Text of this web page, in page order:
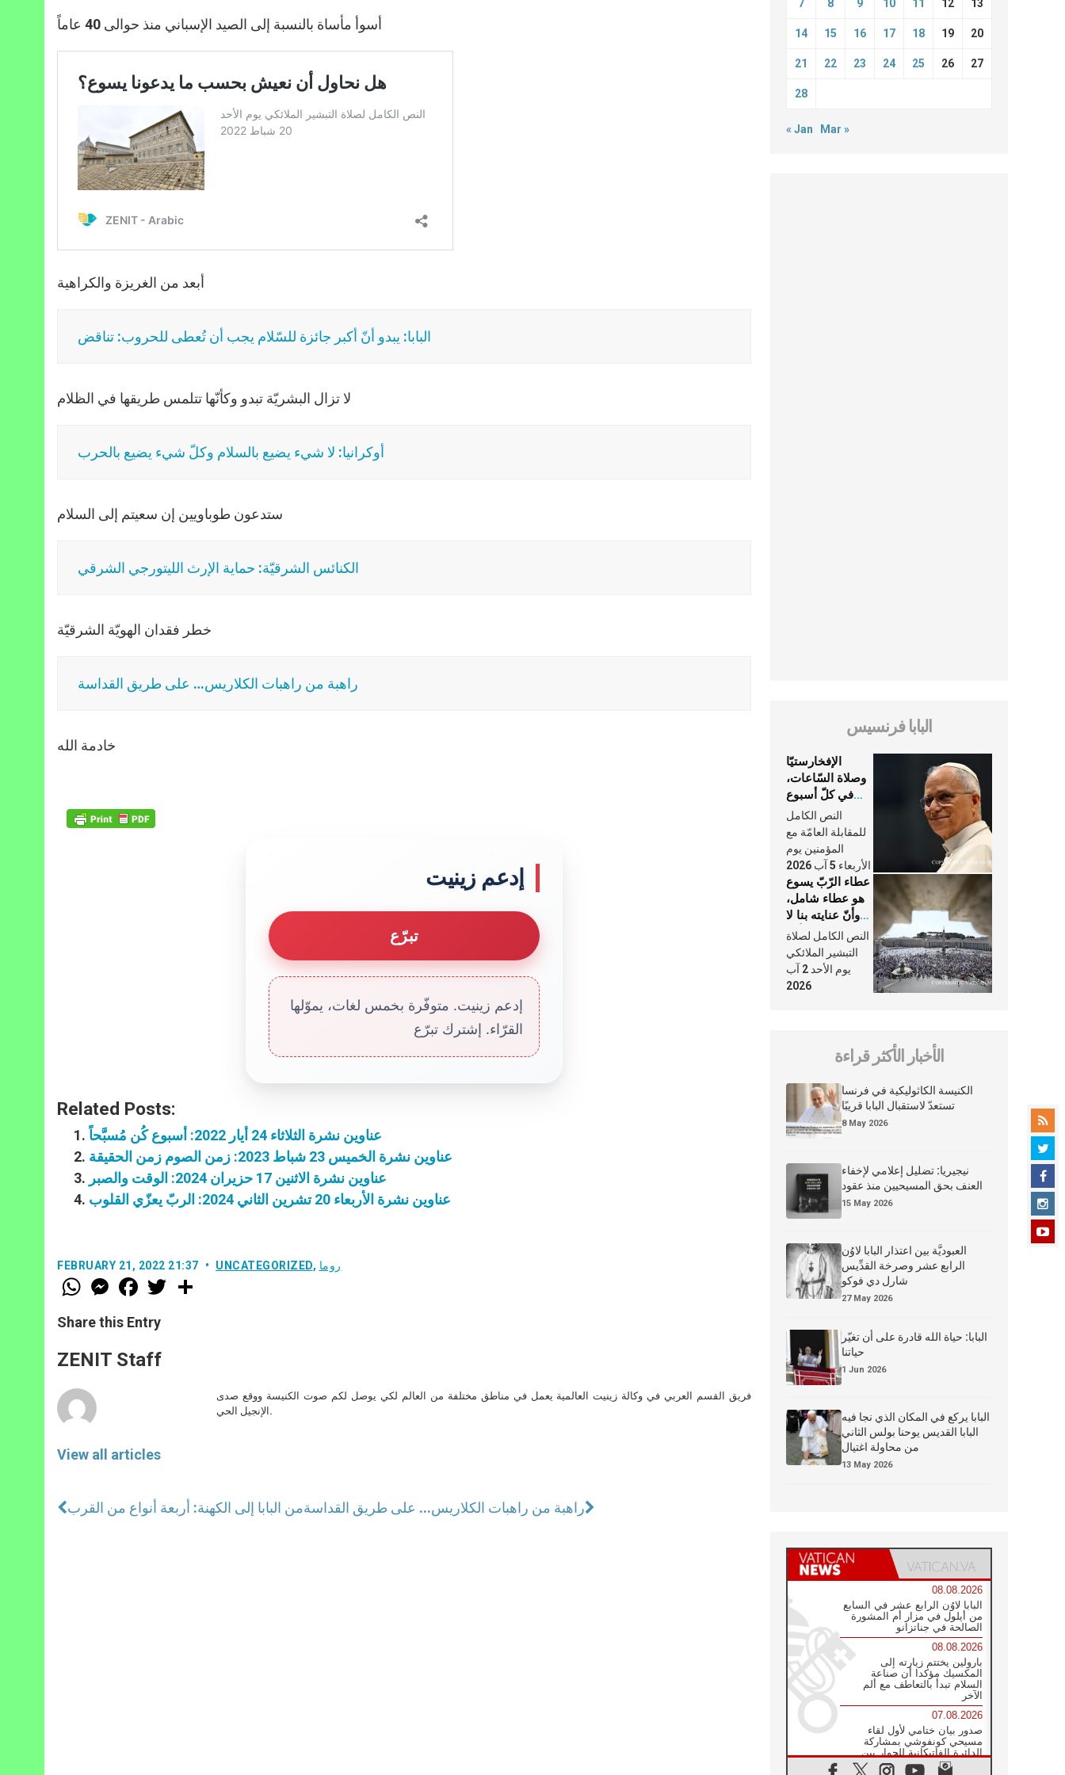
أسوأ مأساة بالنسبة إلى الصيد الإسباني منذ حوالى 40 عاماً
أبعد من الغريزة والكراهية
البابا: يبدو أنّ أكبر جائزة للسّلام يجب أن تُعطى للحروب: تناقض
لا تزال البشريّة تبدو وكأنّها تتلمس طريقها في الظلام
أوكرانيا: لا شيء يضيع بالسلام وكلّ شيء يضيع بالحرب
ستدعون طوباويين إن سعيتم إلى السلام
الكنائس الشرقيّة: حماية الإرث الليتورجي الشرقي
خطر فقدان الهويّة الشرقيّة
راهبة من راهبات الكلاريس… على طريق القداسة
خادمة الله
إدعم زينيت
تبرّع
إدعم زينيت. متوفّرة بخمس لغات، يموّلها
القرّاء. إشترك تبرّع
Related Posts:
عناوين نشرة الثلاثاء 24 أيار 2022: أسبوع كُن مُسبَّحاً
عناوين نشرة الخميس 23 شباط 2023: زمن الصوم زمن الحقيقة
عناوين نشرة الاثنين 17 حزيران 2024: الوقت والصبر
عناوين نشرة الأربعاء 20 تشرين الثاني 2024: الربّ يعزّي القلوب
FEBRUARY 21, 2022 21:37 UNCATEGORIZED, روما
W
h
t
s
p
p
M
e
s
e
g
e
F
a
e
b
o
k
w
Share this Entry
ZENIT Staff
View all articles
فريق القسم العربي في وكالة زينيت العالمية يعمل في مناطق مختلفة من العالم لكي يوصل لكم صوت الكنيسة ووقع صدى
الإنجيل الحي.
من البابا إلى الكهنة: أربعة أنواع من القربراهبة من راهبات الكلاريس... على طريق القداسة
7 8 9 10 11 12 13
14 15 16 17 18 19 20
21 22 23 24 25 26 27
28
« Jan Mar »
البابا فرنسيس
الإفخارستيّا
وصلاة السّاعات،
في كلّ أسبوع
وكلّ يوم، هما
النَّفَس في حياة
الكنيسة
النص الكامل
للمقابلة العامّة مع
المؤمنين يوم
الأربعاء 5 آب 2026
عطاء الرّبّ يسوع
هو عطاء شامل،
وأنّ عنايته بنا لا
تغيب عنّا أبدًا
النص الكامل لصلاة
التبشير الملائكي
يوم الأحد 2 آب
2026
الأخبار الأكثر قراءة
الكنيسة الكاثوليكية في فرنسا
تستعدّ لاستقبال البابا قريبًا
8 May 2026
نيجيريا: تضليل إعلامي لإخفاء
العنف بحق المسيحيين منذ عقود
15 May 2026
العبوديَّة بين اعتذار البابا لاوُن
الرابع عشر وصرخة القدِّيس
شارل دي فوكو
27 May 2026
البابا: حياة الله قادرة على أن تغيّر
حياتنا
1 Jun 2026
البابا يركع في المكان الذي نجا فيه
البابا القديس يوحنا بولس الثاني
من محاولة اغتيال
13 May 2026
08.08.2026
البابا لاوُن الرابع عشر في السابع
من أيلول في مزار أم المشورة
الصالحة في جناتزانو
08.08.2026
بارولين يختتم زيارته إلى
المكسيك مؤكدا أن صناعة
السلام تبدأ بالتعاطف مع ألم
الآخر
07.08.2026
صدور بيان ختامي لأول لقاء
مسيحي كونفوشي بمشاركة
الدائرة الفاتيكانية للحوار بين